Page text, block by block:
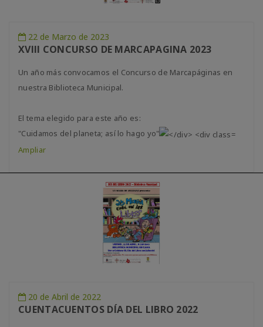
22 de Marzo de 2023
XVIII CONCURSO DE MARCAPAGINA 2023
Un año más convocamos el Concurso de Marcapáginas en
nuestra Biblioteca Municipal.
El tema elegido para este año es:
"Cuidamos del planeta; así lo hago yo"
Ampliar
20 de Abril de 2022
CUENTACUENTOS DÍA DEL LIBRO 2022